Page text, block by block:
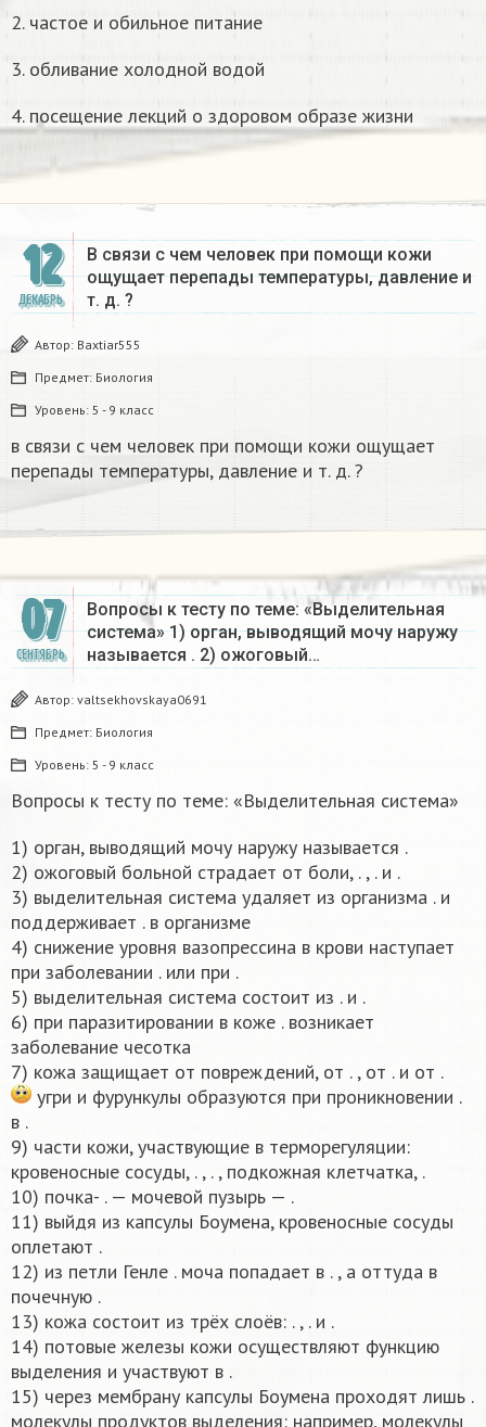
2. частое и обильное питание
3. обливание холодной водой
4. посещение лекций о здоровом образе жизни
12
ДЕКАБРЬ
В связи с чем человек при помощи кожи
ощущает перепады температуры, давление и
т. д. ?​
Автор: Baxtiar555
Предмет: Биология
Уровень: 5 - 9 класс
в связи с чем человек при помощи кожи ощущает
перепады температуры, давление и т. д. ?​
07
СЕНТЯБРЬ
Вопросы к тесту по теме: «Выделительная
система» 1) орган, выводящий мочу наружу
называется . 2) ожоговый…
Автор: valtsekhovskaya0691
Предмет: Биология
Уровень: 5 - 9 класс
Вопросы к тесту по теме: «Выделительная система»
1) орган, выводящий мочу наружу называется .
2) ожоговый больной страдает от боли, . , . и .
3) выделительная система удаляет из организма . и
поддерживает . в организме
4) снижение уровня вазопрессина в крови наступает
при заболевании . или при .
5) выделительная система состоит из . и .
6) при паразитировании в коже . возникает
заболевание чесотка
7) кожа защищает от повреждений, от . , от . и от .
угри и фурункулы образуются при проникновении .
в .
9) части кожи, участвующие в терморегуляции:
кровеносные сосуды, . , . , подкожная клетчатка, .
10) почка- . — мочевой пузырь — .
11) выйдя из капсулы Боумена, кровеносные сосуды
оплетают .
12) из петли Генле . моча попадает в . , а оттуда в
почечную .
13) кожа состоит из трёх слоёв: . , . и .
14) потовые железы кожи осуществляют функцию
выделения и участвуют в .
15) через мембрану капсулы Боумена проходят лишь .
молекулы продуктов выделения: например, молекулы